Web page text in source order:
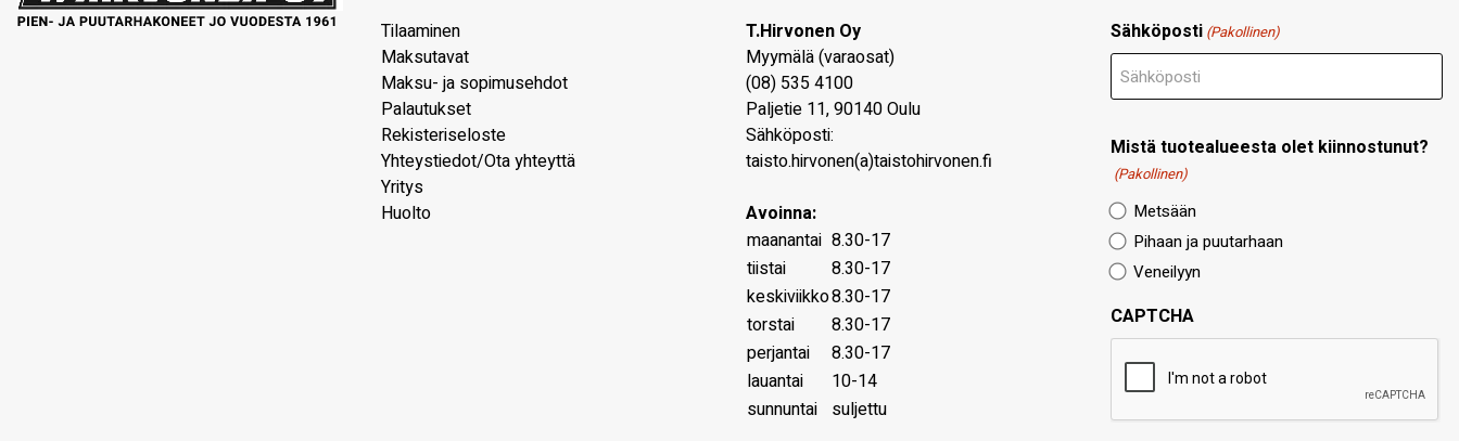
Tilaaminen
Maksutavat
Maksu- ja sopimusehdot
Palautukset
Rekisteriseloste
Yhteystiedot/Ota yhteyttä
Yritys
Huolto
T.Hirvonen Oy
Myymälä (varaosat)
(08) 535 4100
Paljetie 11,90140Oulu
Sähköposti:
taisto.hirvonen(a)taistohirvonen.fi
Avoinna:
maanantai 8.30-17
tiistai
8.30-17
keskiviikko8.30-17
torstai
8.30-17
perjantai
8.30-17
lauantai
10-14
sunnuntai suljettu
Sähköposti (Pakollinen)
Mistä tuotealueesta olet kiinnostunut?
(Pakollinen)
Metsään
Pihaan ja puutarhaan
Veneilyyn
CAPTCHA